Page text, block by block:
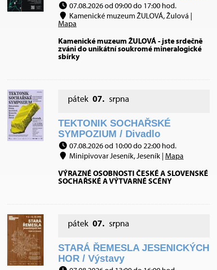
07.08.2026 od 09:00 do 17:00 hod.
Kamenické muzeum ŽULOVÁ, Žulová |
Mapa
Kamenické muzeum ŽULOVÁ - jste srdečně
zváni do unikátní soukromé mineralogické
sbírky
pátek 07. srpna
TEKTONIK SOCHAŘSKÉ
SYMPOZIUM / Divadlo
07.08.2026 od 10:00 do 22:00 hod.
Minipivovar Jeseník, Jeseník | Mapa
VÝRAZNÉ OSOBNOSTI ČESKÉ A SLOVENSKÉ
SOCHAŘSKÉ A VÝTVARNÉ SCÉNY
pátek 07. srpna
STARÁ ŘEMESLA JESENICKÝCH
HOR / Výstavy